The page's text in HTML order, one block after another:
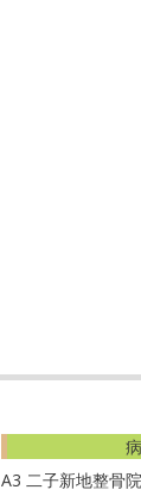
A3 二子新地整骨院